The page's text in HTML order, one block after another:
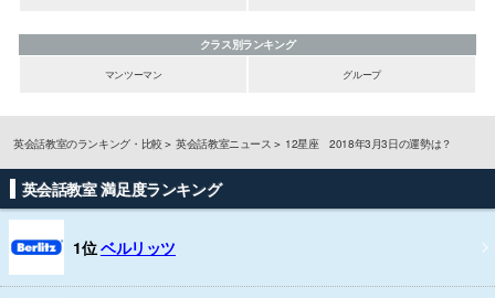
クラス別ランキング
マンツーマン
グループ
英会話教室のランキング・比較 英会話教室ニュース 12星座 2018年3月3日の運勢は？
英会話教室 満足度ランキング
1位ベルリッツ